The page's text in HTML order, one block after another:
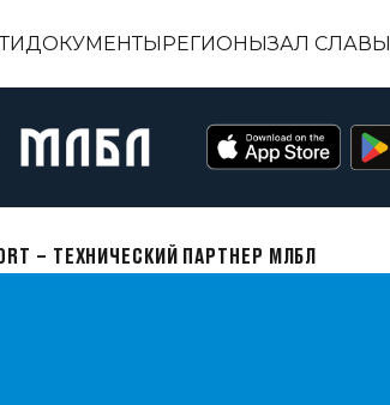
ДОКУМЕНТЫРЕГИОНЫЗАЛ СЛАВЫ
– ТЕХНИЧЕСКИЙ ПАРТНЕР МЛБЛ